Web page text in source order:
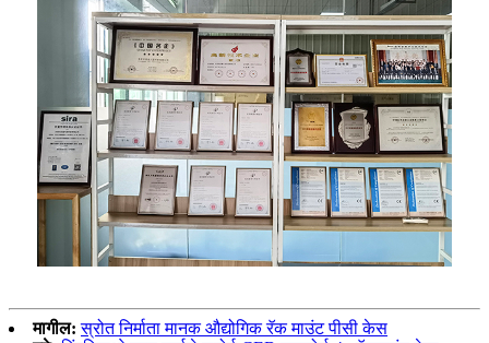
मागील: स्रोत निर्माता मानक औद्योगिक रॅक माउंट पीसी केस